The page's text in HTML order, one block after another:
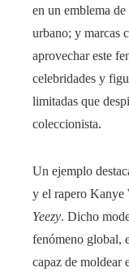
en un emblema
urbano; y marcas
aprovechar este
celebridades y
limitadas que
coleccionista.
Un ejemplo
y el rapero Kanye
Yeezy. Dicho
fenómeno global,
capaz de moldear